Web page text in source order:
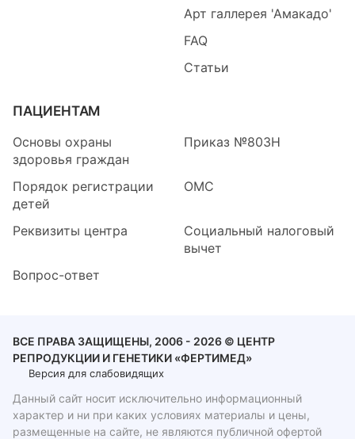
Арт галлерея 'Амакадо'
FAQ
Статьи
ПАЦИЕНТАМ
Основы охраны
здоровья граждан
Приказ №803Н
Порядок регистрации
детей
ОМС
Реквизиты центра
Социальный налоговый
вычет
Вопрос-ответ
ВСЕ ПРАВА ЗАЩИЩЕНЫ, 2006 - 2026 © ЦЕНТР
РЕПРОДУКЦИИ И ГЕНЕТИКИ «ФЕРТИМЕД»
Версия для слабовидящих
Данный сайт носит исключительно информационный
характер и ни при каких условиях материалы и цены,
размещенные на сайте, не являются публичной офертой